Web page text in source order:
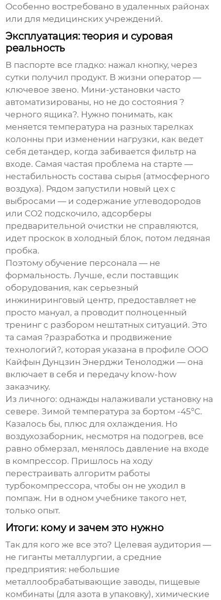
Особенно востребовано в удаленных районах
или для медицинских учреждений.
Эксплуатация: теория и суровая
реальность
В паспорте все гладко: нажал кнопку, через
сутки получил продукт. В жизни оператор —
ключевое звено. Мини-установки часто
автоматизированы, но не до состояния ?
черного ящика?. Нужно понимать, как
меняется температура на разных тарелках
колонны при изменении нагрузки, как ведет
себя детандер, когда забивается фильтр на
входе. Самая частая проблема на старте —
нестабильность состава сырья (атмосферного
воздуха). Рядом запустили новый цех с
выбросами — и содержание углеводородов
или CO2 подскочило, адсорберы
предварительной очистки не справляются,
идет проскок в холодный блок, потом ледяная
пробка.
Поэтому обучение персонала — не
формальность. Лучше, если поставщик
оборудования, как серьезный
инжиниринговый центр, предоставляет не
просто мануал, а проводит полноценный
тренинг с разбором нештатных ситуаций. Это
та самая ?разработка и продвижение
технологий?, которая указана в профиле ООО
Кайфын Дунцзин Энерджи Тенолоджи — она
включает в себя и передачу know-how
заказчику.
Из личного: однажды налаживали установку на
севере. Зимой температура за бортом -45°C.
Казалось бы, плюс для охлаждения. Но
воздухозаборник, несмотря на подогрев, все
равно обмерзал, менялось давление на входе
в компрессор. Пришлось на ходу
перестраивать алгоритм работы
турбокомпрессора, чтобы он не уходил в
помпаж. Ни в одном учебнике такого нет,
только опыт.
Итоги: кому и зачем это нужно
Так для кого же все это? Целевая аудитория —
не гиганты металлургии, а средние
предприятия: небольшие
металлообрабатывающие заводы, пищевые
комбинаты (для азота в упаковку), химические